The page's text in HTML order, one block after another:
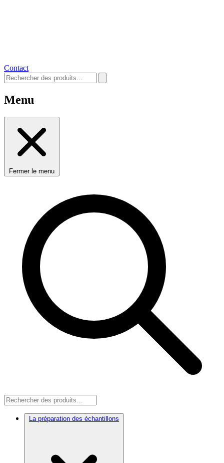
Contact
Menu
Fermer le menu
La préparation des échantillons